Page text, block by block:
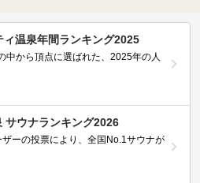
ィ温泉年間ランキング2025
中から頂点に選ばれた、2025年の人
サウナランキング2026
ザーの投票により、全国No.1サウナが